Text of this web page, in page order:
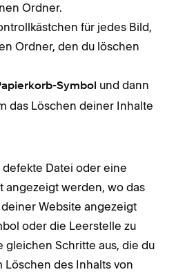
Ordner.
für jedes Bild,
Ordner, den du löschen
Symbol und dann
das Löschen deiner Inhalte
Datei oder eine
angezeigt werden, wo das
Website angezeigt
oder die Leerstelle zu
gleichen Schritte aus, die du
Löschen des Inhalts von